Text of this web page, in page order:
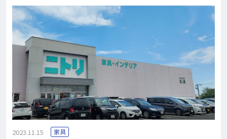
具を買い取ってもらいたいけど、どこも買い取ってくれない...」
という方も多いはず。 そんな方にお勧めなのがイケア公式の
「家具買取サービス」。最近、さらに利用しやすくなったのを
ご存じでしょうか？手軽に利用できるサービスなので、近くに
イケアの店舗がある方は、是非利用してみましょう！ イケアの
買取サービスとは イケアの買取サービスとは、ご不要になった
イケアの家具を引き取り、家具の状態に応じた金額をリターン
カードで還元するサービスです。お引き取りした家具は、メン
テナンスを施したうえで、イケアのアウトレットで販売されま
す。 より多くのお客
2023.11.15 家具